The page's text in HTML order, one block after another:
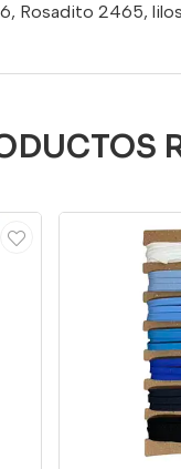
Rosadito 2465,